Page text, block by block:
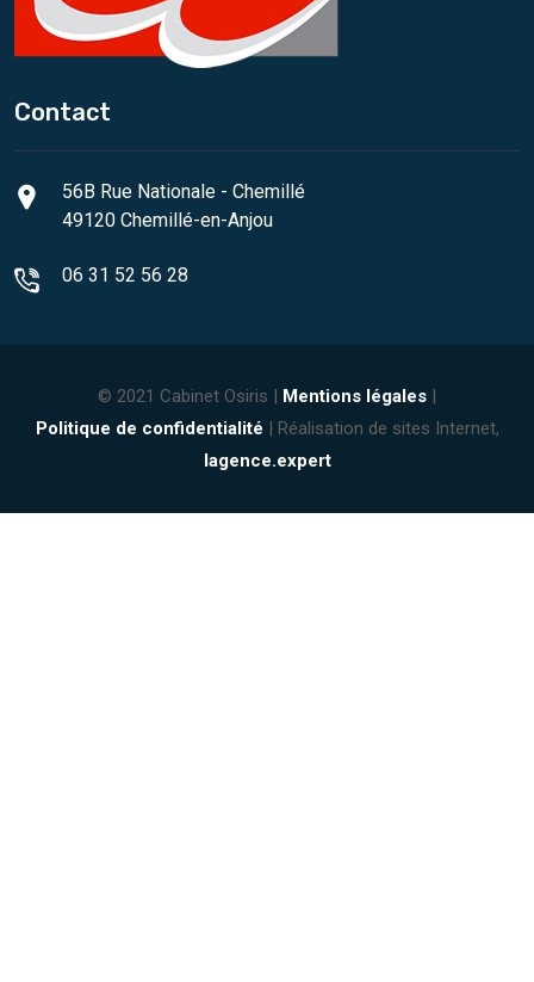
Contact
56B Rue Nationale - Chemillé
49120 Chemillé-en-Anjou
06 31 52 56 28
© 2021 Cabinet Osiris | Mentions légales |
Politique de confidentialité | Réalisation de sites Internet,
lagence.expert